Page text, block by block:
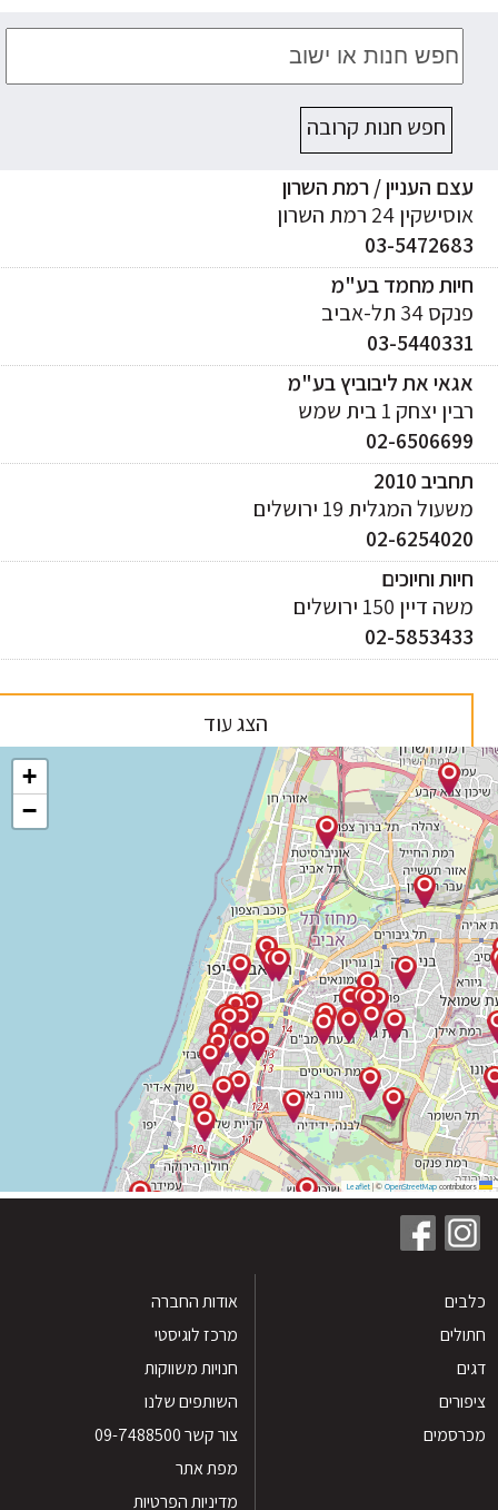
חפש חנות קרובה
העניין / רמת השרון
24 רמת השרון
03-
מחמד בע"מ
34 תל-אביב
03-
את ליבוביץ בע"מ
יצחק 1 בית שמש
02-
2010
המגלית 19 ירושלים
02-
וחיוכים
150 ירושלים
02-
הצג עוד
|©OpenStreetMap
אודות החברה
מרכז לוגיסטי
חנויות משווקות
השותפים שלנו
צור קשר 09-7488500
מפת אתר
מדיניות הפרטיות